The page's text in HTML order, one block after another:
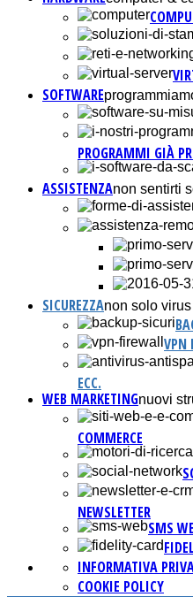
SOFTWARE
PROGRAMMI GIÀ
ASSISTENZAnon sentirti
SICUREZZAnon solo virus
VPN
ECC.
WEB MARKETINGnuovi
COMMERCE
NEWSLETTER
SMS
INFORMATIVA
COOKIE POLICY